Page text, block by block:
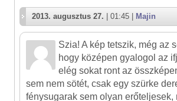
2013. augusztus 27. | 01:45 | Majin
Szia! A kép tetszik, még az
hogy középen gyalogol az
elég sokat ront az
sem nem sötét, csak egy szürke
fénysugarak sem olyan